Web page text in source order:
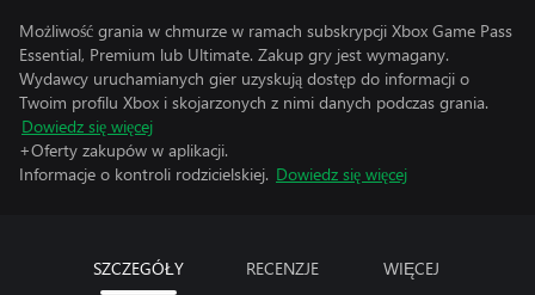
Możliwość grania w chmurze w ramach subskrypcji Xbox Game Pass
Essential, Premium lub Ultimate. Zakup gry jest wymagany.
Wydawcy uruchamianych gier uzyskują dostęp do informacji o
Twoim profilu Xbox i skojarzonych z nimi danych podczas grania.
Dowiedz się więcej
+Oferty zakupów w aplikacji.
Informacje o kontroli rodzicielskiej. Dowiedz się więcej
SZCZEGÓŁY RECENZJE WIĘCEJ